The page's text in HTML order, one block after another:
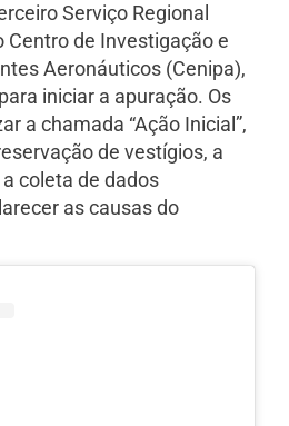
Serviço Regional
Centro de Investigação e
Aeronáuticos (Cenipa),
iniciar a apuração. Os
a chamada “Ação Inicial”,
de vestígios, a
coleta de dados
as causas do